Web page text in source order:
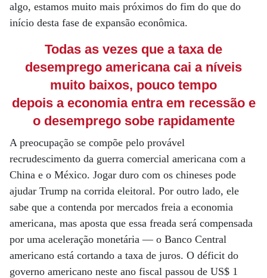
algo, estamos muito mais próximos do fim do que do
início desta fase de expansão econômica.
Todas as vezes que a taxa de
desemprego americana cai a níveis
muito baixos, pouco tempo
depois a economia entra em recessão e
o desemprego sobe rapidamente
A preocupação se compõe pelo provável
recrudescimento da guerra comercial americana com a
China e o México. Jogar duro com os chineses pode
ajudar Trump na corrida eleitoral. Por outro lado, ele
sabe que a contenda por mercados freia a economia
americana, mas aposta que essa freada será compensada
por uma aceleração monetária — o Banco Central
americano está cortando a taxa de juros. O déficit do
governo americano neste ano fiscal passou de US$ 1